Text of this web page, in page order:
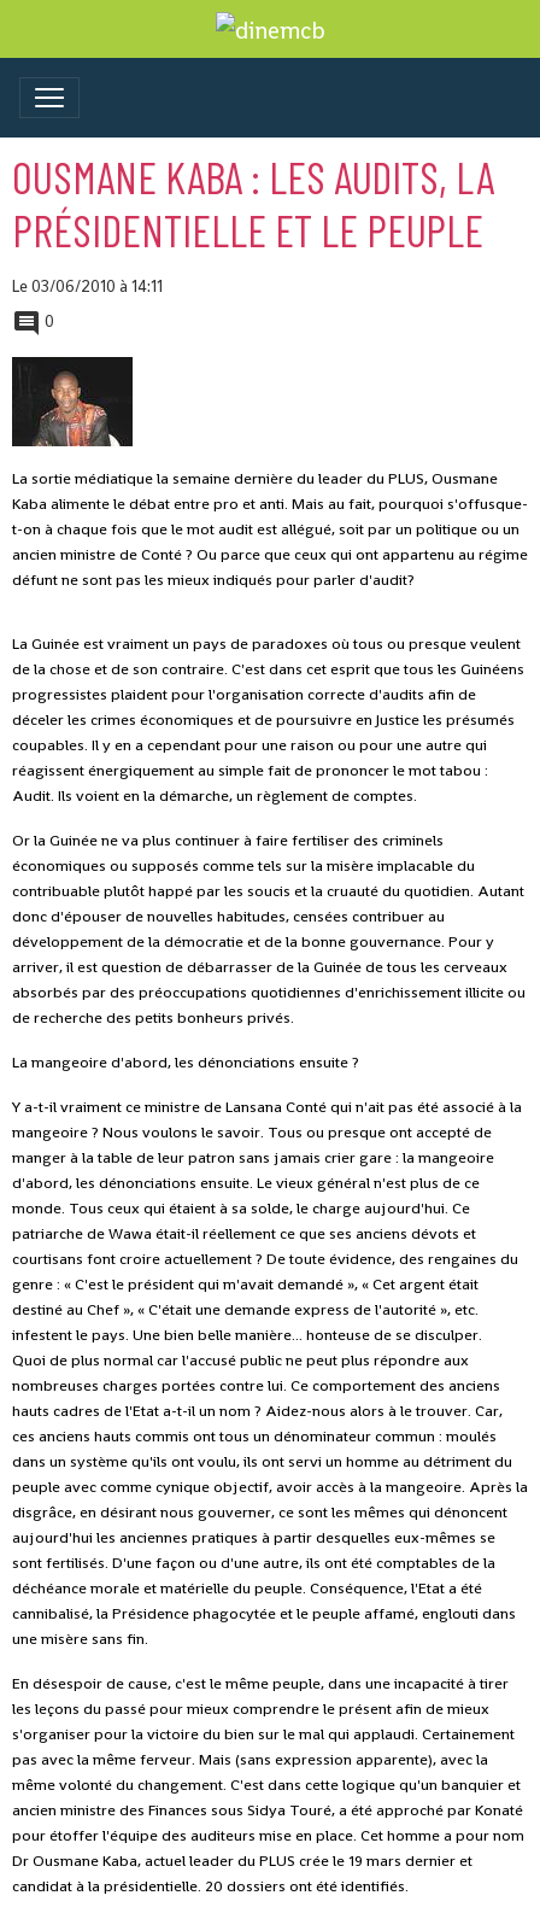
OUSMANE KABA : LES AUDITS, LA
PRÉSIDENTIELLE ET LE PEUPLE
Le 03/06/2010 à 14:11
0
La sortie médiatique la semaine dernière du leader du PLUS, Ousmane
Kaba alimente le débat entre pro et anti. Mais au fait, pourquoi s'offusque-
t-on à chaque fois que le mot audit est allégué, soit par un politique ou un
ancien ministre de Conté ? Ou parce que ceux qui ont appartenu au régime
défunt ne sont pas les mieux indiqués pour parler d'audit?
La Guinée est vraiment un pays de paradoxes où tous ou presque veulent
de la chose et de son contraire. C'est dans cet esprit que tous les Guinéens
progressistes plaident pour l'organisation correcte d'audits afin de
déceler les crimes économiques et de poursuivre en Justice les présumés
coupables. Il y en a cependant pour une raison ou pour une autre qui
réagissent énergiquement au simple fait de prononcer le mot tabou :
Audit. Ils voient en la démarche, un règlement de comptes.
Or la Guinée ne va plus continuer à faire fertiliser des criminels
économiques ou supposés comme tels sur la misère implacable du
contribuable plutôt happé par les soucis et la cruauté du quotidien. Autant
donc d'épouser de nouvelles habitudes, censées contribuer au
développement de la démocratie et de la bonne gouvernance. Pour y
arriver, il est question de débarrasser de la Guinée de tous les cerveaux
absorbés par des préoccupations quotidiennes d'enrichissement illicite ou
de recherche des petits bonheurs privés.
La mangeoire d'abord, les dénonciations ensuite ?
Y a-t-il vraiment ce ministre de Lansana Conté qui n'ait pas été associé à la
mangeoire ? Nous voulons le savoir. Tous ou presque ont accepté de
manger à la table de leur patron sans jamais crier gare : la mangeoire
d'abord, les dénonciations ensuite. Le vieux général n'est plus de ce
monde. Tous ceux qui étaient à sa solde, le charge aujourd'hui. Ce
patriarche de Wawa était-il réellement ce que ses anciens dévots et
courtisans font croire actuellement ? De toute évidence, des rengaines du
genre : « C'est le président qui m'avait demandé », « Cet argent était
destiné au Chef », « C'était une demande express de l'autorité », etc.
infestent le pays. Une bien belle manière... honteuse de se disculper.
Quoi de plus normal car l'accusé public ne peut plus répondre aux
nombreuses charges portées contre lui. Ce comportement des anciens
hauts cadres de l'Etat a-t-il un nom ? Aidez-nous alors à le trouver. Car,
ces anciens hauts commis ont tous un dénominateur commun : moulés
dans un système qu'ils ont voulu, ils ont servi un homme au détriment du
peuple avec comme cynique objectif, avoir accès à la mangeoire. Après la
disgrâce, en désirant nous gouverner, ce sont les mêmes qui dénoncent
aujourd'hui les anciennes pratiques à partir desquelles eux-mêmes se
sont fertilisés. D'une façon ou d'une autre, ils ont été comptables de la
déchéance morale et matérielle du peuple. Conséquence, l'Etat a été
cannibalisé, la Présidence phagocytée et le peuple affamé, englouti dans
une misère sans fin.
En désespoir de cause, c'est le même peuple, dans une incapacité à tirer
les leçons du passé pour mieux comprendre le présent afin de mieux
s'organiser pour la victoire du bien sur le mal qui applaudi. Certainement
pas avec la même ferveur. Mais (sans expression apparente), avec la
même volonté du changement. C'est dans cette logique qu'un banquier et
ancien ministre des Finances sous Sidya Touré, a été approché par Konaté
pour étoffer l'équipe des auditeurs mise en place. Cet homme a pour nom
Dr Ousmane Kaba, actuel leader du PLUS crée le 19 mars dernier et
candidat à la présidentielle. 20 dossiers ont été identifiés.